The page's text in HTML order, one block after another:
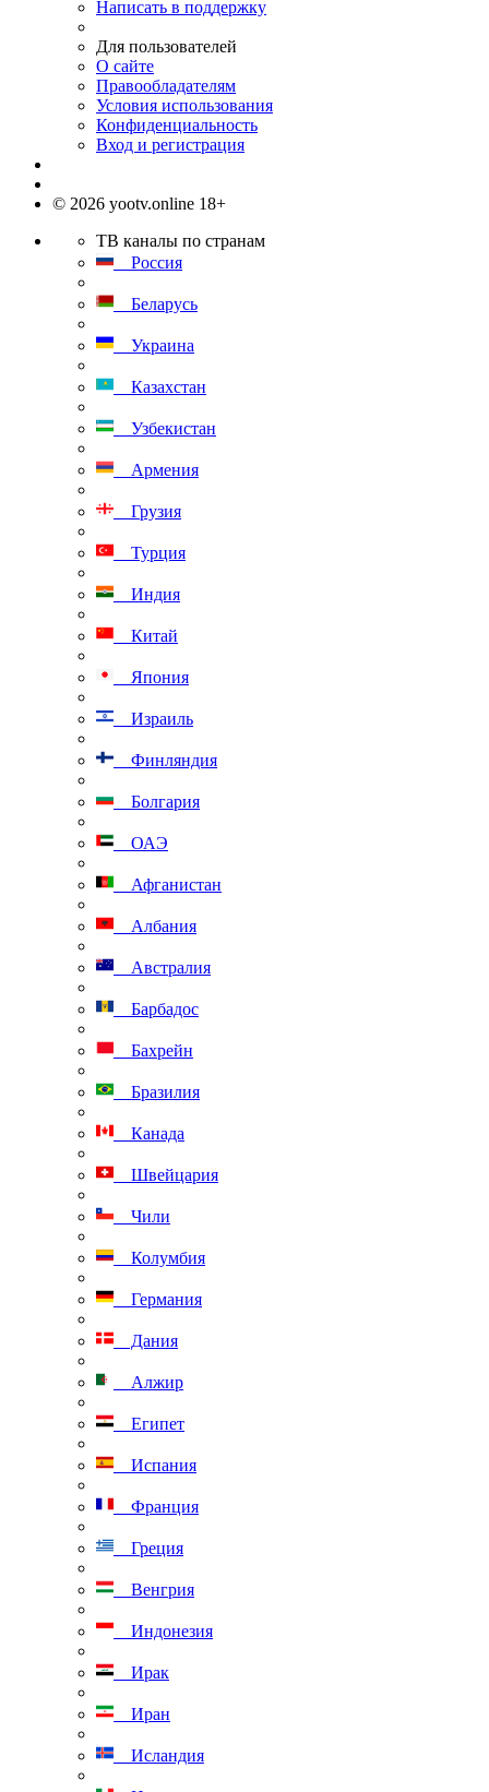
Написать в поддержку
Для пользователей
О сайте
Правообладателям
Условия использования
Конфиденциальность
Вход и регистрация
© 2026 yootv.online 18+
ТВ каналы по странам
Россия
Беларусь
Украина
Казахстан
Узбекистан
Армения
Грузия
Турция
Индия
Китай
Япония
Израиль
Финляндия
Болгария
ОАЭ
Афганистан
Албания
Австралия
Барбадос
Бахрейн
Бразилия
Канада
Швейцария
Чили
Колумбия
Германия
Дания
Алжир
Египет
Испания
Франция
Греция
Венгрия
Индонезия
Ирак
Иран
Исландия